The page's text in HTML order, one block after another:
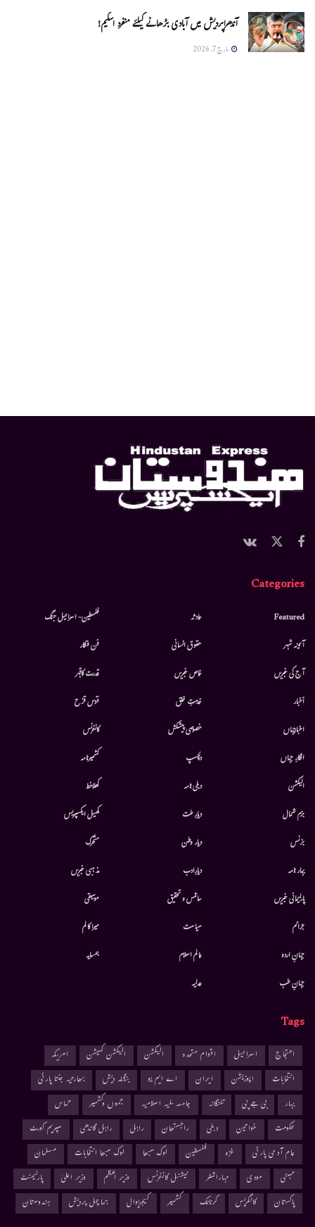
آندھراپردیش میں آبادی بڑھانے کیلئے منفرد اسکیم!
مارچ 7, 2026
Categories
Featured
آئینہ شہر
آج کی خبریں
أخبار
اخبارجہاں
افکارِ جہاں
الیکشن
بزم شمال
بزنس
بہار نامہ
پارلیمانی خبریں
جرائم
جہانِ اردو
جہانِ طب
حادثہ
حقوق انسانی
خاص خبریں
خدمتِ خلق
خصوصی پیشکش
دلچسپ
دہلی نامہ
دیارِ ملت
دیار وطن
دیارِادب
سائنس و تحقیق
سیاست
عالم اسلام
عدلیہ
فلسطین- اسرائیل جنگ
فن فنکار
قدرت کاقہر
قوس قزح
کانفرنس
کشمیرنامہ
کھلاخط
کھیل ایکسپریس
متحرك
مذہبی خبریں
موسيقى
میرا کالم
ہمسایہ
Tags
احتجاج اسرائیل اقوام متحدہ الیکشن الیکشن کمیشن
امریکہ
انتخابات
اپوزیشن ایران اے ایم یو بنگلہ دیش
بھارتیہ جنتا پارٹی
بہار
بی جے پی تلنگانہ جامعہ ملیہ اسلامیہ جموں وکشمیر
حماس
حکومت
خواتین دہلی راجستھان راہل راہل گاندھی
سپریم کورٹ
عام آدمی پارٹی
غزہ فلسطین لوک سبھا لوک سبھا انتخابات
مسلمان
ممبئی
مودی مہاراشٹر نیشنل کانفرنس وزیر اعظم وزیر اعلیٰ
پارلیمنٹ
پاکستان
کانگریس کرناٹک کشمیر کیجریوال ہماچل پردیش ہندوستان